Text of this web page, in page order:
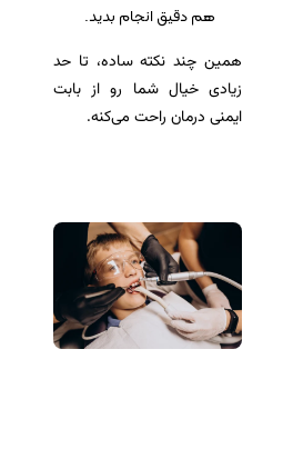
هم دقیق انجام بدید.
همین چند نکته ساده، تا حد
زیادی خیال شما رو از بابت
ایمنی درمان راحت می‌کنه.